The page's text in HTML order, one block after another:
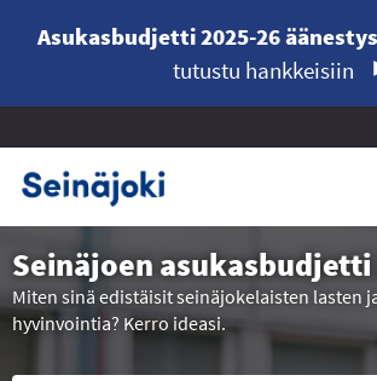
Asukasbudjetti 2025-26
tutustu hankkeisiin
Seinäjoen asukasbudjetti
Miten sinä edistäisit seinäjokelaisten lasten
hyvinvointia? Kerro ideasi.